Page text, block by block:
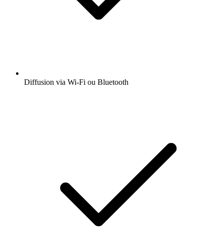
Diffusion via Wi-Fi ou Bluetooth